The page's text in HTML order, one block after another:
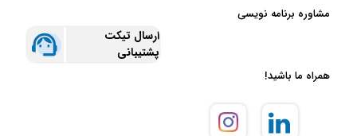
مشاوره برنامه نویسی
ارسال تیکت
پشتیبانی
همراه ما باشید!